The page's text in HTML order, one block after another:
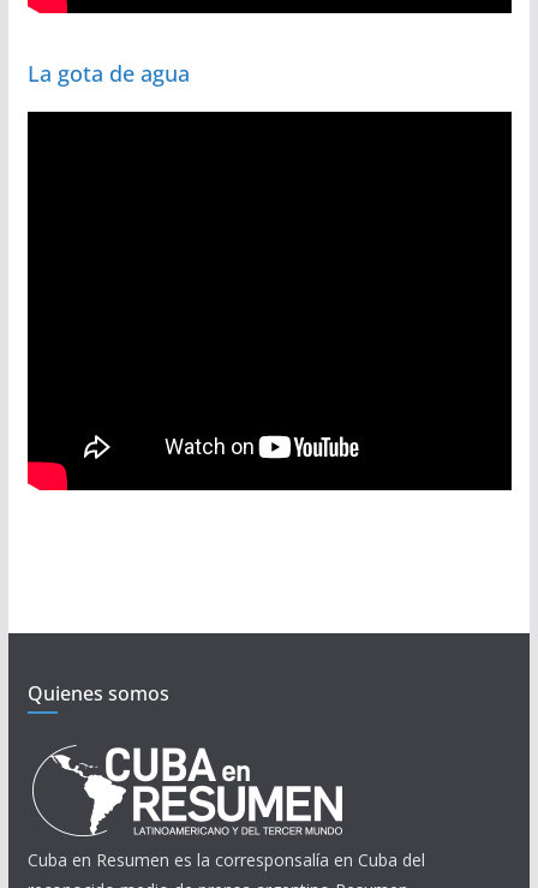
La gota de agua
Quienes somos
Cuba en Resumen es la corresponsalía en Cuba del